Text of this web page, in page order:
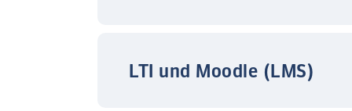
LTI und Moodle (LMS)